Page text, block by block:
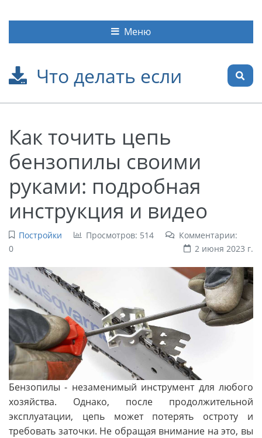
Что делать если
Меню
Как точить цепь
бензопилы своими
руками: подробная
инструкция и видео
Постройки Просмотров: 514
Комментарии:
0
2 июня 2023 г.
Бензопилы - незаменимый инструмент для любого
хозяйства. Однако, после продолжительной
эксплуатации, цепь может потерять остроту и
требовать заточки. Не обращая внимание на это, вы